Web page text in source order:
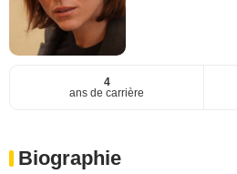
4
ans de carrière
Biographie